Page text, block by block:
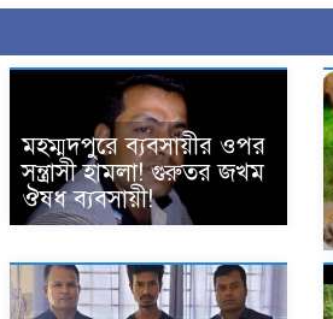
মহম্মদপুরে ব্যবসায়ীর ওপর
সন্ত্রাসী হামলা! গুরুতর জখম
ঔষধ ব্যবসায়ী!